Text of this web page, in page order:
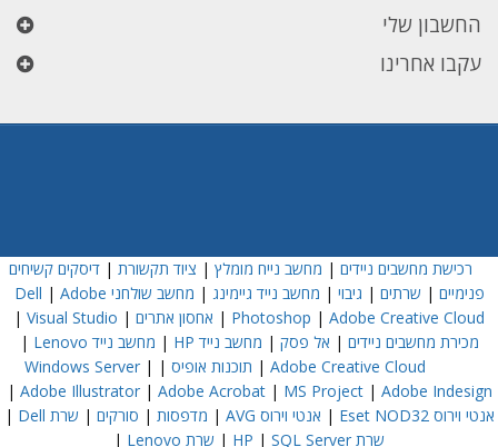
החשבון שלי
עקבו אחרינו
רכישת מחשבים ניידים | מחשב נייח מומלץ | ציוד תקשורת |דיסקים קשיחים
פנימיים | שרתים | גיבוי | מחשב נייד גיימינג | מחשב שולחני Dell | Adobe
Photoshop | Adobe Creative Cloud
| אחסון אתרים |
Visual Studio
|
מכירת מחשבים ניידים | אל פסק | מחשב נייד HP | מחשב נייד Lenovo
|
Adobe Creative Cloud
| תוכנות אופיס |
Windows Server|
Adobe Illustrator| Adobe Acrobat| MS Project| Adobe Indesign
|
אנטי וירוס Eset NOD32
| אנטי וירוס AVG | מדפסות | סורקים | שרת Dell
|
שרת HP
| SQL Server
| שרת Lenovo |